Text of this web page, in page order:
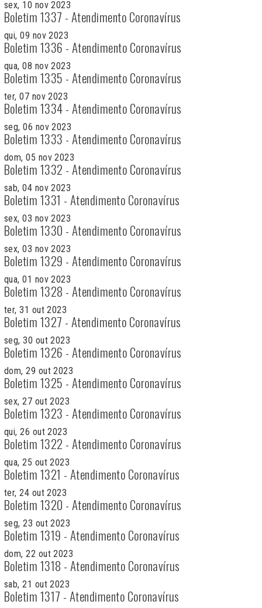
sex, 10 nov 2023
Boletim 1337 - Atendimento Coronavírus
qui, 09 nov 2023
Boletim 1336 - Atendimento Coronavírus
qua, 08 nov 2023
Boletim 1335 - Atendimento Coronavírus
ter, 07 nov 2023
Boletim 1334 - Atendimento Coronavírus
seg, 06 nov 2023
Boletim 1333 - Atendimento Coronavírus
dom, 05 nov 2023
Boletim 1332 - Atendimento Coronavírus
sab, 04 nov 2023
Boletim 1331 - Atendimento Coronavírus
sex, 03 nov 2023
Boletim 1330 - Atendimento Coronavírus
sex, 03 nov 2023
Boletim 1329 - Atendimento Coronavírus
qua, 01 nov 2023
Boletim 1328 - Atendimento Coronavírus
ter, 31 out 2023
Boletim 1327 - Atendimento Coronavírus
seg, 30 out 2023
Boletim 1326 - Atendimento Coronavírus
dom, 29 out 2023
Boletim 1325 - Atendimento Coronavírus
sex, 27 out 2023
Boletim 1323 - Atendimento Coronavírus
qui, 26 out 2023
Boletim 1322 - Atendimento Coronavírus
qua, 25 out 2023
Boletim 1321 - Atendimento Coronavírus
ter, 24 out 2023
Boletim 1320 - Atendimento Coronavírus
seg, 23 out 2023
Boletim 1319 - Atendimento Coronavírus
dom, 22 out 2023
Boletim 1318 - Atendimento Coronavírus
sab, 21 out 2023
Boletim 1317 - Atendimento Coronavírus